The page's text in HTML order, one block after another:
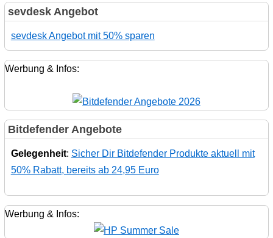
sevdesk Angebot
sevdesk Angebot mit 50% sparen
Werbung & Infos:
Bitdefender Angebote
Gelegenheit: Sicher Dir Bitdefender Produkte aktuell mit
50% Rabatt, bereits ab 24,95 Euro
Werbung & Infos: